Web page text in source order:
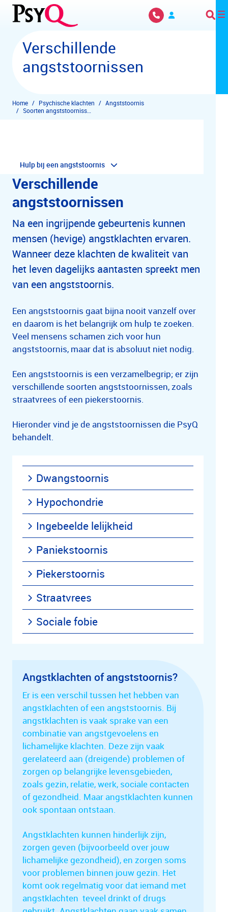
Overslaan en naar hoofdinhoud gaan
Verschillende
angststoornissen
Home Psychische klachten
Angststoornis
Hulp bij een angststoornis
Verschillende
angststoornissen
Na een ingrijpende gebeurtenis kunnen
mensen (hevige) angstklachten ervaren.
Wanneer deze klachten de kwaliteit van
het leven dagelijks aantasten spreekt men
van een angststoornis.
Een angststoornis gaat bijna nooit vanzelf over
en daarom is het belangrijk om hulp te zoeken.
Veel mensens schamen zich voor hun
angststoornis, maar dat is absoluut niet nodig.
Een angststoornis is een verzamelbegrip; er zijn
verschillende soorten angststoornissen, zoals
straatvrees of een piekerstoornis.
Hieronder vind je de angststoornissen die PsyQ
behandelt.
Dwangstoornis
Hypochondrie
Ingebeelde lelijkheid
Paniekstoornis
Piekerstoornis
Straatvrees
Sociale fobie
Angstklachten of angststoornis?
Er is een verschil tussen het hebben van
angstklachten of een angststoornis. Bij
angstklachten is vaak sprake van een
combinatie van angstgevoelens en
lichamelijke klachten. Deze zijn vaak
gerelateerd aan (dreigende) problemen of
zorgen op belangrijke levensgebieden,
zoals gezin, relatie, werk, sociale contacten
of gezondheid. Maar angstklachten kunnen
ook spontaan ontstaan.
Angstklachten kunnen hinderlijk zijn,
zorgen geven (bijvoorbeeld over jouw
lichamelijke gezondheid), en zorgen soms
voor problemen binnen jouw gezin. Het
komt ook regelmatig voor dat iemand met
angstklachten teveel drinkt of drugs